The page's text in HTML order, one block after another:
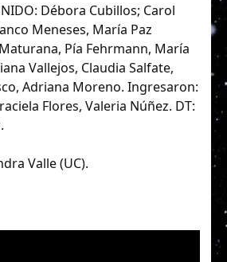
Débora Cubillos; Carol
Meneses, María Paz
Pía Fehrmann, María
Vallejos, Claudia Salfate,
Adriana Moreno. Ingresaron:
Flores, Valeria Núñez. DT:
Valle (UC).